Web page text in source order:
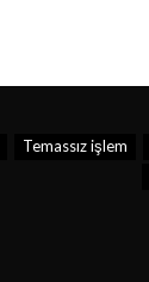
Temassız işlem